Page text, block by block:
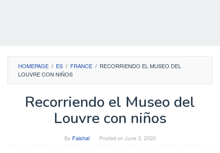
HOMEPAGE / ES / FRANCE / RECORRIENDO EL MUSEO DEL
LOUVRE CON NIÑOS
Recorriendo el Museo del
Louvre con niños
By Faishal Posted onJune 3, 2020